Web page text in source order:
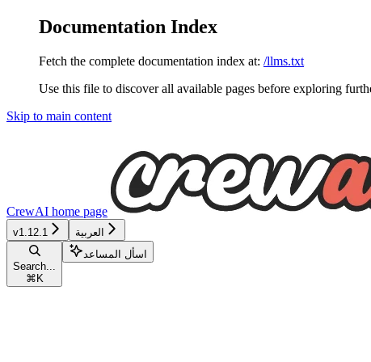
Documentation Index
Fetch the complete documentation index at: /llms.txt
Use this file to discover all available pages before exploring
Skip to main content
CrewAI home page
v1.12.1 العربية
Search...
⌘ K
اسأل المساعد